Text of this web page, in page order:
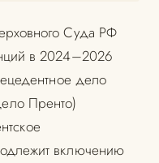
Суда РФ
в 2024–2026
дело
Пренто)
включению